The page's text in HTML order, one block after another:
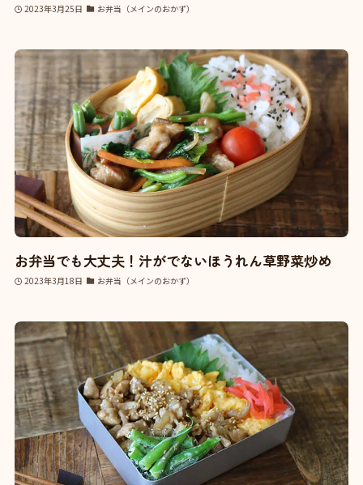
2023年3月25日 お弁当（メインのおかず）
お弁当でも大丈夫！汁がでないほうれん草野菜炒め
2023年3月18日 お弁当（メインのおかず）